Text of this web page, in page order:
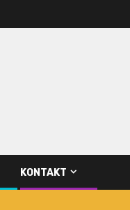
KONTAKT